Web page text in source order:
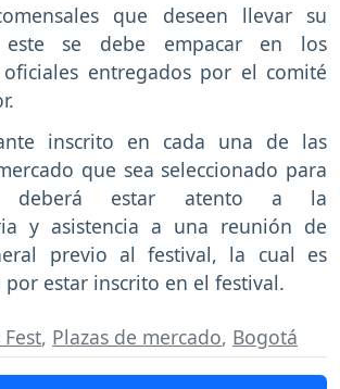
que deseen llevar su
este se debe empacar en los
oficiales entregados por el comité
inscrito en cada una de las
que sea seleccionado para
deberá estar atento a la
y asistencia a una reunión de
previo al festival, la cual es
estar inscrito en el festival.
, Plazas de mercado, Bogotá